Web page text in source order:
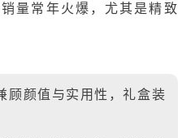
量常年火爆，尤其是精致
顾颜值与实用性，礼盒装